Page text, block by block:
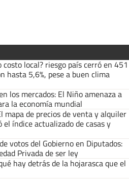
costo local? riesgo país cerró en 451
hasta 5,6%, pese a buen clima
los mercados: El Niño amenaza a
la economía mundial
mapa de precios de venta y alquiler
el índice actualizado de casas y
votos del Gobierno en Diputados:
Privada de ser ley
hay detrás de la hojarasca que el